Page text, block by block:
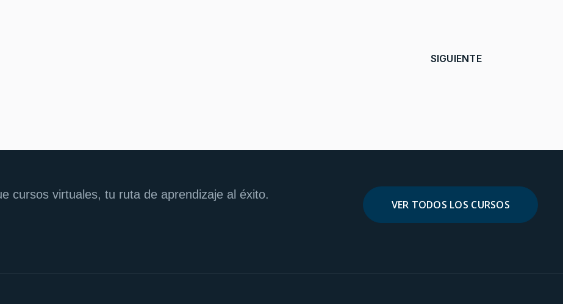
AL DEPARTAMENTO ARTÍCULO SIGUIENTE:
SIGUIENTE
cursos virtuales, tu ruta de aprendizaje al éxito.
VER TODOS LOS CURSOS